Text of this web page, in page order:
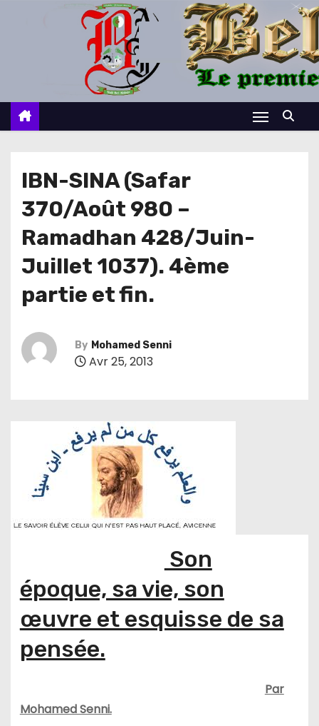
c
IBN-SINA (Safar
370/Août 980 –
Ramadhan 428/Juin-
Juillet 1037). 4ème
partie et fin.
By Mohamed Senni
Avr 25, 2013
Son
époque, sa vie, son
œuvre et esquisse de sa
pensée.
Par
Mohamed Senni.